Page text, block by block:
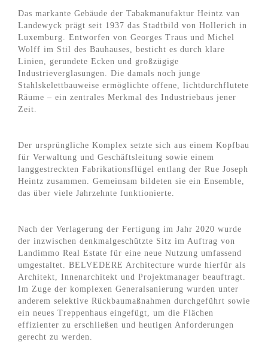
Das markante Gebäude der Tabakmanufaktur Heintz van
Landewyck prägt seit 1937 das Stadtbild von Hollerich in
Luxemburg. Entworfen von Georges Traus und Michel
Wolff im Stil des Bauhauses, besticht es durch klare
Linien, gerundete Ecken und großzügige
Industrieverglasungen. Die damals noch junge
Stahlskelettbauweise ermöglichte offene, lichtdurchflutete
Räume – ein zentrales Merkmal des Industriebaus jener
Zeit.
Der ursprüngliche Komplex setzte sich aus einem Kopfbau
für Verwaltung und Geschäftsleitung sowie einem
langgestreckten Fabrikationsflügel entlang der Rue Joseph
Heintz zusammen. Gemeinsam bildeten sie ein Ensemble,
das über viele Jahrzehnte funktionierte.
Nach der Verlagerung der Fertigung im Jahr 2020 wurde
der inzwischen denkmalgeschützte Sitz im Auftrag von
Landimmo Real Estate für eine neue Nutzung umfassend
umgestaltet. BELVEDERE Architecture wurde hierfür als
Architekt, Innenarchitekt und Projektmanager beauftragt.
Im Zuge der komplexen Generalsanierung wurden unter
anderem selektive Rückbaumaßnahmen durchgeführt sowie
ein neues Treppenhaus eingefügt, um die Flächen
effizienter zu erschließen und heutigen Anforderungen
gerecht zu werden.